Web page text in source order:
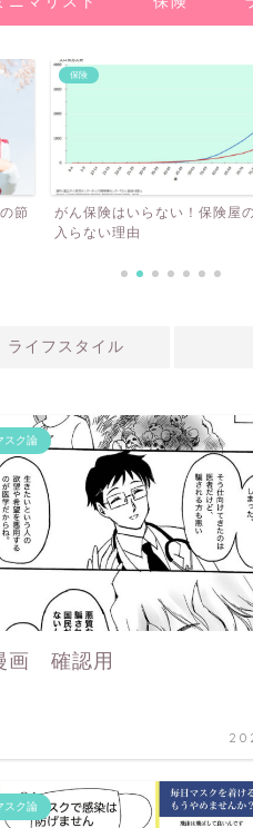
がん保険はいらない！保険屋の私
入らない理由
ライフスタイル
スク論
画 確認用
スク論